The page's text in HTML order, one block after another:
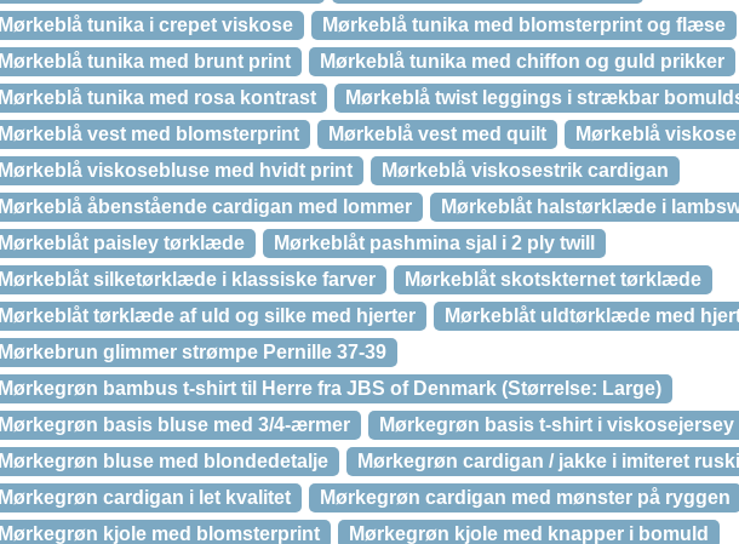
Mørkeblå tunika i crepet viskose
Mørkeblå tunika med blomsterprint og flæse
Mørkeblå tunika med brunt print
Mørkeblå tunika med chiffon og guld prikker
Mørkeblå tunika med rosa kontrast
Mørkeblå twist leggings i strækbar
Mørkeblå vest med blomsterprint
Mørkeblå vest med quilt
Mørkeblå
Mørkeblå viskosebluse med hvidt print
Mørkeblå viskosestrik cardigan
Mørkeblå åbenstående cardigan med lommer
Mørkeblåt halstørklæde i
Mørkeblåt paisley tørklæde
Mørkeblåt pashmina sjal i 2 ply twill
Mørkeblåt silketørklæde i klassiske farver
Mørkeblåt skotskternet tørklæde
Mørkeblåt tørklæde af uld og silke med hjerter
Mørkeblåt uldtørklæde med
Mørkebrun glimmer strømpe Pernille 37-39
Mørkegrøn bambus t-shirt til Herre fra JBS of Denmark (Størrelse: Large)
Mørkegrøn basis bluse med 3/4-ærmer
Mørkegrøn basis t-shirt i viskosejersey
Mørkegrøn bluse med blondedetalje
Mørkegrøn cardigan / jakke i imiteret
Mørkegrøn cardigan i let kvalitet
Mørkegrøn cardigan med mønster på ryggen
Mørkegrøn kjole med blomsterprint
Mørkegrøn kjole med knapper i bomuld